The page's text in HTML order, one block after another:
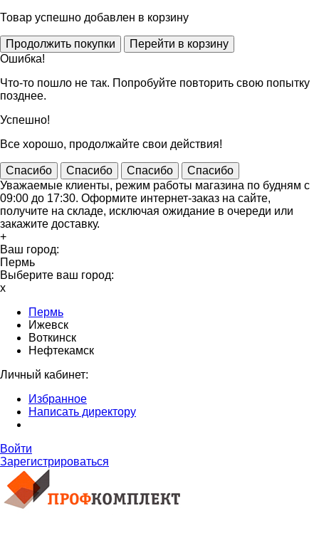
Товар успешно добавлен в корзину
Ошибка!
Что-то пошло не так. Попробуйте повторить свою попытку
позднее.
Успешно!
Все хорошо, продолжайте свои действия!
Спасибо Спасибо Спасибо
Спасибо
Уважаемые клиенты, режим работы магазина по будням с
09:00 до 17:30. Оформите интернет-заказ на сайте,
получите на складе, исключая ожидание в очереди или
закажите доставку.
+
Ваш город:
Пермь
Выберите ваш город:
x
Пермь
Ижевск
Воткинск
Нефтекамск
Личный кабинет:
Избранное
Написать директору
Войти
Зарегистрироваться